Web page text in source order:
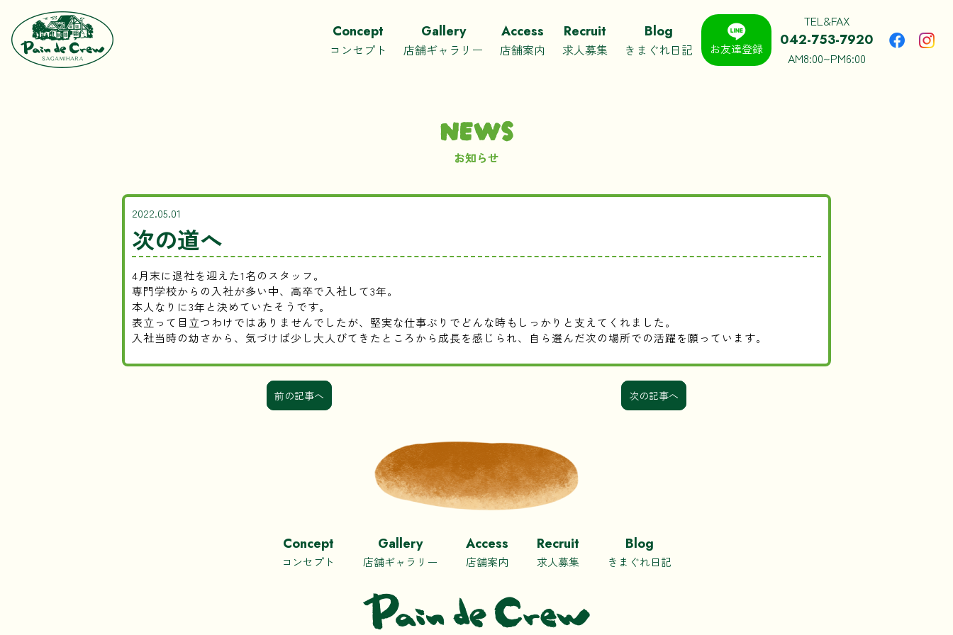
Concept
コンセプト
Gallery
店舗ギャラリー
Access
店舗案内
Recruit
求人募集
Blog
きまぐれ日記 お友達登録
TEL&FAX
042-753-7920
AM8:00~PM6:00
NEWS
お知らせ
2022.05.01
次の道へ
4月末に退社を迎えた1名のスタッフ。
専門学校からの入社が多い中、高卒で入社して3年。
本人なりに3年と決めていたそうです。
表立って目立つわけではありませんでしたが、堅実な仕事ぶりでどんな時もしっかりと支えてくれました。
入社当時の幼さから、気づけば少し大人びてきたところから成長を感じられ、自ら選んだ次の場所での活躍を願っています。
前の記事へ 次の記事へ
Concept
コンセプト
Gallery
店舗ギャラリー
Access
店舗案内
Recruit
求人募集
Blog
きまぐれ日記